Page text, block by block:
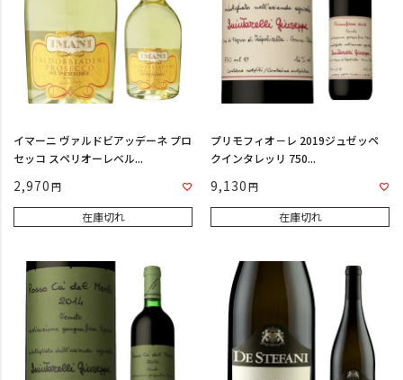
イマーニ ヴァルドビアッデーネ プロ
セッコ スペリオーレベル...
2,970
在庫切れ
プリモフィオ－レ 2019ジュゼッペ
クインタレッリ 750...
9,130
在庫切れ